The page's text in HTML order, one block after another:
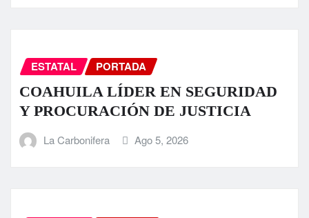
ESTATAL PORTADA
COAHUILA LÍDER EN SEGURIDAD
Y PROCURACIÓN DE JUSTICIA
La Carbonifera Ago 5, 2026